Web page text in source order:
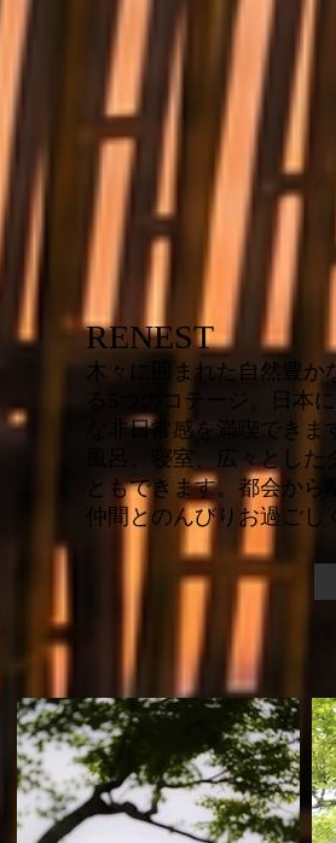
RENEST
木々に囲まれた自然豊か
る5つのコテージ。日本
な非日常感を満喫でき
風呂、寝室、広々とし
ともできます。都会か
仲間とのんびりお過ごし